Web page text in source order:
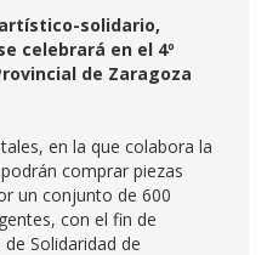
solidario,
celebrará en el 4º
de Zaragoza
en la que colabora la
comprar piezas
un conjunto de 600
con el fin de
Solidaridad de